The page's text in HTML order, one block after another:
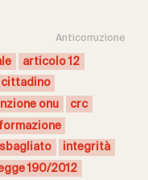
Anticorruzione
articolo 12
cittadino
onu
crc
formazione
integrità
190/2012